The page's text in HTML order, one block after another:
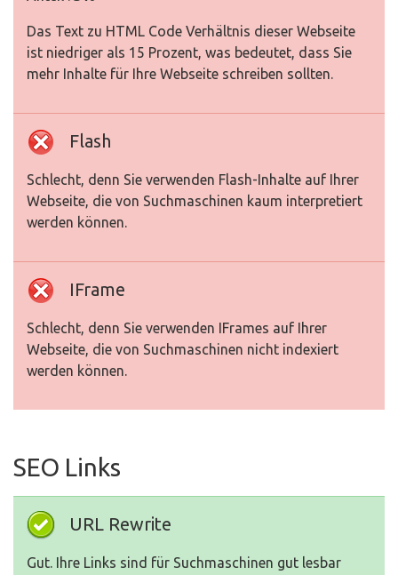
Das Text zu HTML Code Verhältnis dieser Webseite
ist niedriger als 15 Prozent, was bedeutet, dass Sie
mehr Inhalte für Ihre Webseite schreiben sollten.
Flash
Schlecht, denn Sie verwenden Flash-Inhalte auf Ihrer
Webseite, die von Suchmaschinen kaum interpretiert
werden können.
IFrame
Schlecht, denn Sie verwenden IFrames auf Ihrer
Webseite, die von Suchmaschinen nicht indexiert
werden können.
SEO Links
URL Rewrite
Gut. Ihre Links sind für Suchmaschinen gut lesbar